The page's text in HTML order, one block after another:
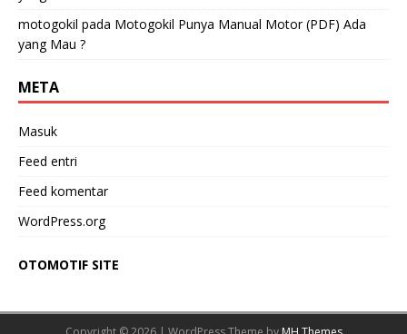
motogokil pada Motogokil Punya Manual Motor (PDF) Ada
yang Mau ?
META
Masuk
Feed entri
Feed komentar
WordPress.org
OTOMOTIF SITE